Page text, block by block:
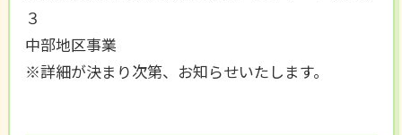
３
中部地区事業
※詳細が決まり次第、お知らせいたします。